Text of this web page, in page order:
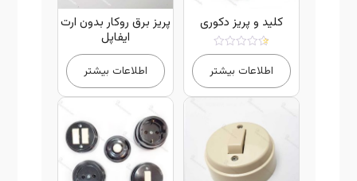
کلید و پریز دکوری
امتیاز
5.00
از 5
اطلاعات بیشتر
پریز برق روکار بدون ارت
ایفاپل
اطلاعات بیشتر